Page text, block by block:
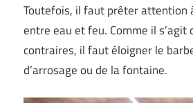
Toutefois, il faut prêter attention
entre eau et feu. Comme il s’agit
contraires, il faut éloigner le
d’arrosage ou de la fontaine.